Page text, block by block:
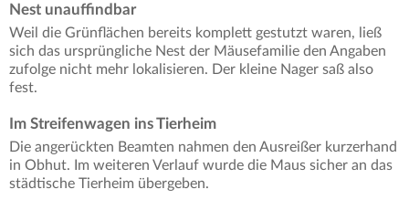
Nest unauffindbar
Weil die Grünflächen bereits komplett gestutzt waren, ließ
sich das ursprüngliche Nest der Mäusefamilie den Angaben
zufolge nicht mehr lokalisieren. Der kleine Nager saß also
fest.
Im Streifenwagen ins Tierheim
Die angerückten Beamten nahmen den Ausreißer kurzerhand
in Obhut. Im weiteren Verlauf wurde die Maus sicher an das
städtische Tierheim übergeben.